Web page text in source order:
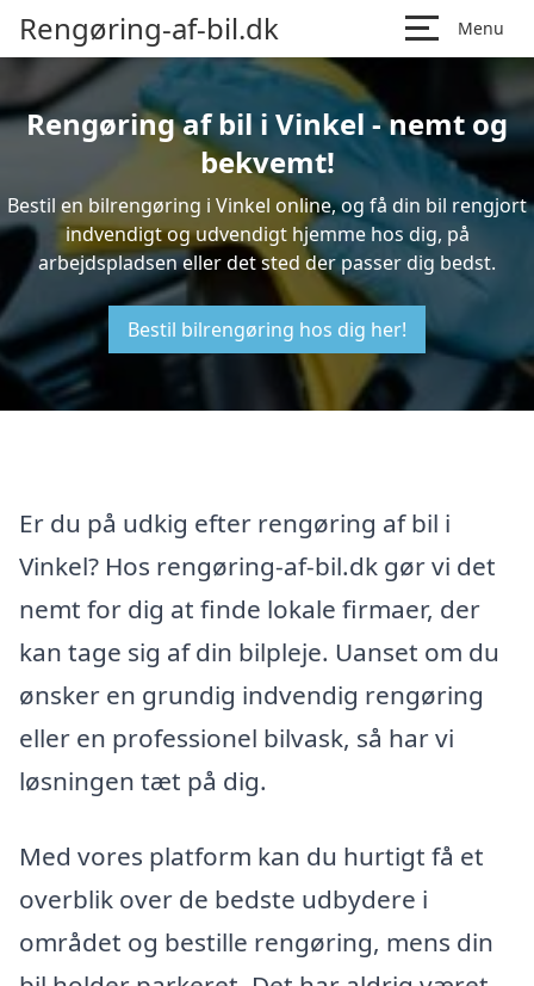
Rengøring-af-bil.dk Menu
Rengøring af bil i Vinkel - nemt og
bekvemt!
Bestil en bilrengøring i Vinkel online, og få din bil rengjort
indvendigt og udvendigt hjemme hos dig, på
arbejdspladsen eller det sted der passer dig bedst.
Bestil bilrengøring hos dig her!
Er du på udkig efter rengøring af bil i
Vinkel? Hos rengøring-af-bil.dk gør vi det
nemt for dig at finde lokale firmaer, der
kan tage sig af din bilpleje. Uanset om du
ønsker en grundig indvendig rengøring
eller en professionel bilvask, så har vi
løsningen tæt på dig.
Med vores platform kan du hurtigt få et
overblik over de bedste udbydere i
området og bestille rengøring, mens din